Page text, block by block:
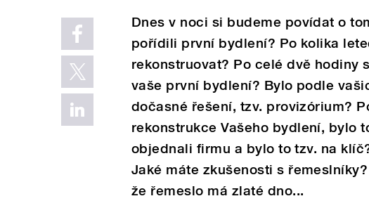
Dnes v noci si budeme povídat o
pořídili první bydlení? Po kolika
rekonstruovat? Po celé dvě hodiny
vaše první bydlení? Bylo podle
dočasné řešení, tzv. provizórium?
rekonstrukce Vašeho bydlení, bylo
objednali firmu a bylo to tzv. na
Jaké máte zkušenosti s
že řemeslo má zlaté dno...